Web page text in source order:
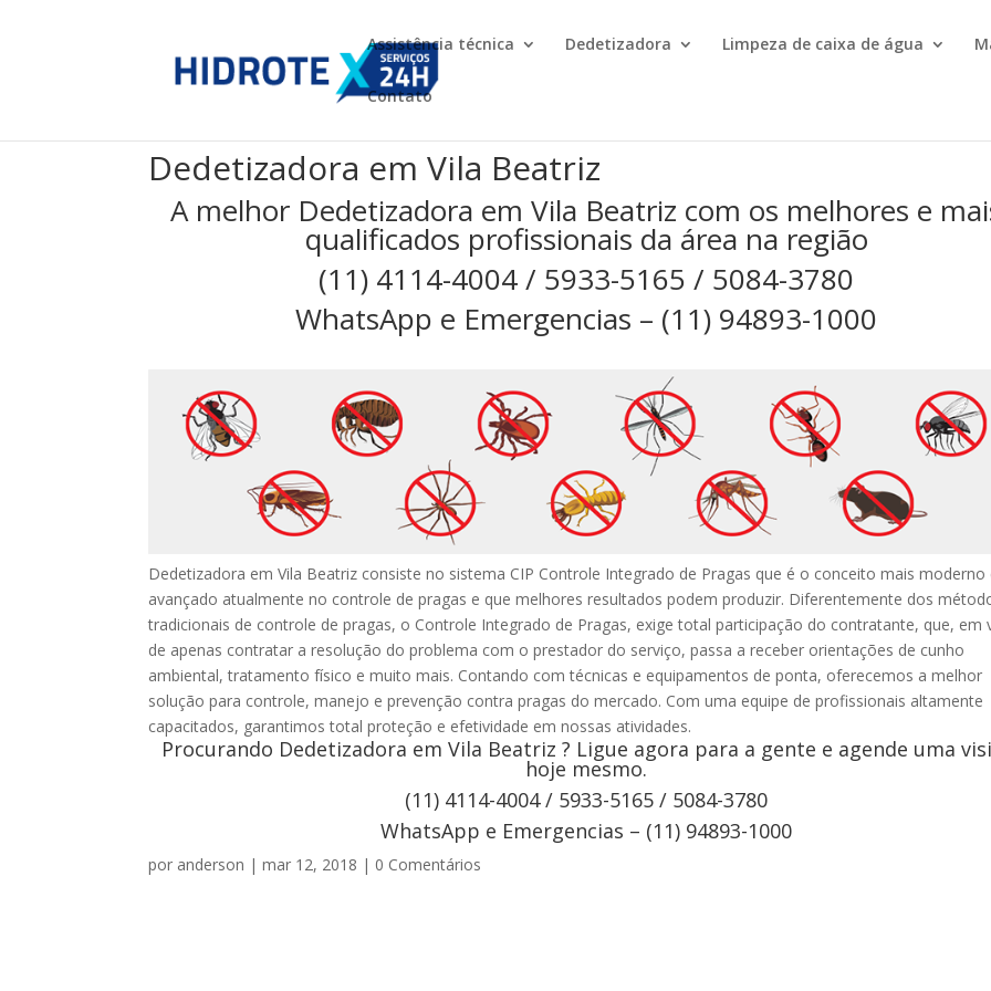
Assistência técnica Dedetizadora Limpeza de caixa de água
Contato
Dedetizadora em Vila Beatriz
A melhor Dedetizadora em Vila Beatriz com os melhores e
qualificados profissionais da área na região
(11) 4114-4004 / 5933-5165 / 5084-3780
WhatsApp e Emergencias – (11) 94893-1000
Dedetizadora em Vila Beatriz consiste no sistema CIP Controle Integrado de Pragas que é o conceito mais moderno
avançado atualmente no controle de pragas e que melhores resultados podem produzir. Diferentemente dos
tradicionais de controle de pragas, o Controle Integrado de Pragas, exige total participação do contratante, que, em
de apenas contratar a resolução do problema com o prestador do serviço, passa a receber orientações de cunho
ambiental, tratamento físico e muito mais. Contando com técnicas e equipamentos de ponta, oferecemos a melhor
solução para controle, manejo e prevenção contra pragas do mercado. Com uma equipe de profissionais altamente
capacitados, garantimos total proteção e efetividade em nossas atividades.
Procurando Dedetizadora em Vila Beatriz ? Ligue agora para a gente e agende uma
hoje mesmo.
(11) 4114-4004 / 5933-5165 / 5084-3780
WhatsApp e Emergencias – (11) 94893-1000
por anderson |mar 12, 2018 | 0 Comentários